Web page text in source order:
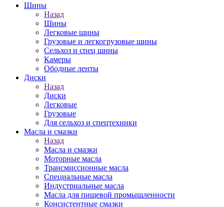
Шины
Назад
Шины
Легковые шины
Грузовые и легкогрузовые шины
Сельхоз и спец шины
Камеры
Ободные ленты
Диски
Назад
Диски
Легковые
Грузовые
Для сельхоз и спецтехники
Масла и смазки
Назад
Масла и смазки
Моторные масла
Трансмиссионные масла
Специальные масла
Индустриальные масла
Масла для пищевой промышленности
Консистентные смазки